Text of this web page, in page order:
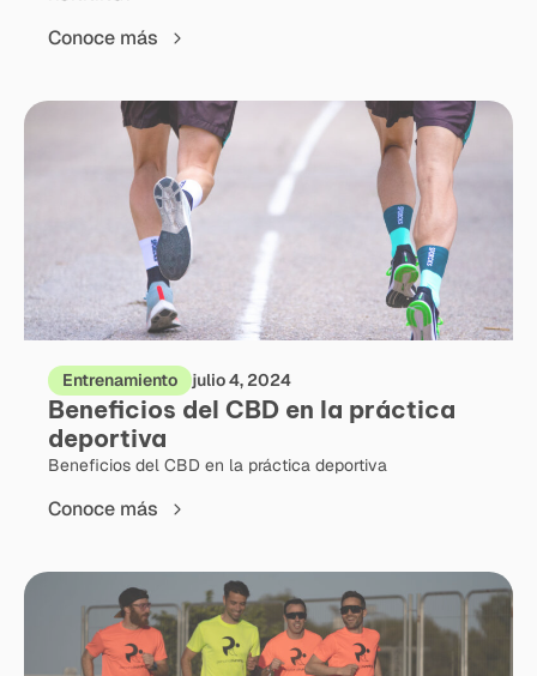
Conoce más
Entrenamiento julio 4, 2024
Beneficios del CBD en la práctica
deportiva
Beneficios del CBD en la práctica deportiva
Conoce más